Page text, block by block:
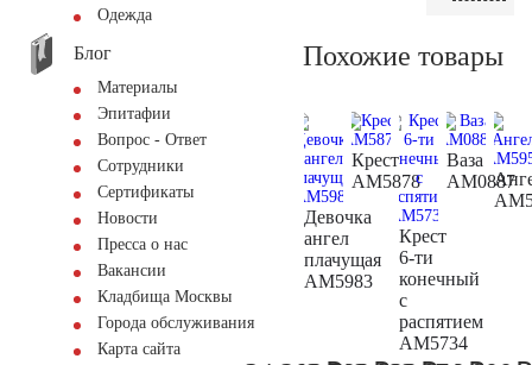
Одежда
Блог
Материалы
Эпитафии
Вопрос - Ответ
Сотрудники
Сертификаты
Новости
Пресса о нас
Вакансии
Кладбища Москвы
Города обслуживания
Карта сайта
Похожие товары
Девочка
ангел
плачущая
AM5983
Крест
AM5878
Крест
6-ти
конечный
с
распятием
AM5734
Ваза
AM0887